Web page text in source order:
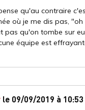
qu'au contraire
où je me dis pas, "oh
pas qu'on tombe sur
équipe est
le 09/09/2019 à 10:53